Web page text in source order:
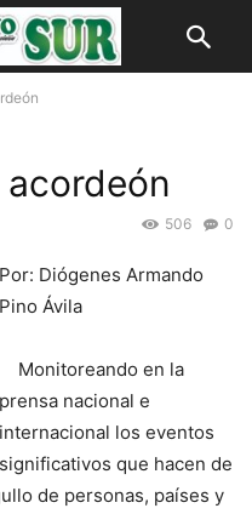
0
506
Por: Diógenes Armando
Pino Ávila
Monitoreando en la
prensa nacional e
internacional los eventos
significativos que hacen de
de personas, países y